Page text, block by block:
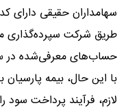
طریق شرکت سپرده‌گذاری
حساب‌های معرفی‌شده در
با این حال، بیمه
لازم، فرآیند پرداخت سود